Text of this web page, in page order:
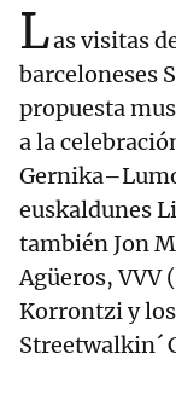
Las visitas
barceloneses
propuesta
a la
euskaldunes
también Jon
Agüeros, VVV
Korrontzi y
Streetwalkin´